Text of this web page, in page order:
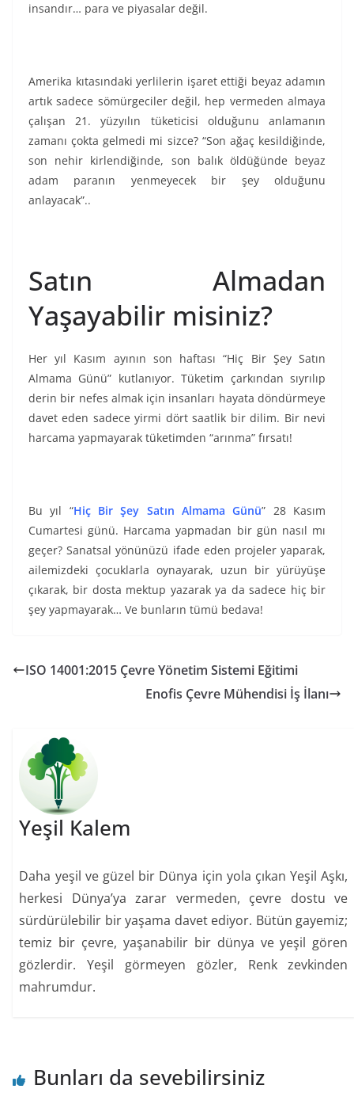
insandır… para ve piyasalar değil.
Amerika kıtasındaki yerlilerin işaret ettiği beyaz adamın
artık sadece sömürgeciler değil, hep vermeden almaya
çalışan 21. yüzyılın tüketicisi olduğunu anlamanın
zamanı çokta gelmedi mi sizce? “Son ağaç kesildiğinde,
son nehir kirlendiğinde, son balık öldüğünde beyaz
adam paranın yenmeyecek bir şey olduğunu
anlayacak”..
Satın Almadan
Yaşayabilir misiniz?
Her yıl Kasım ayının son haftası “Hiç Bir Şey Satın
Almama Günü” kutlanıyor. Tüketim çarkından sıyrılıp
derin bir nefes almak için insanları hayata döndürmeye
davet eden sadece yirmi dört saatlik bir dilim. Bir nevi
harcama yapmayarak tüketimden “arınma” fırsatı!
Bu yıl “Hiç Bir Şey Satın Almama Günü” 28 Kasım
Cumartesi günü. Harcama yapmadan bir gün nasıl mı
geçer? Sanatsal yönünüzü ifade eden projeler yaparak,
ailemizdeki çocuklarla oynayarak, uzun bir yürüyüşe
çıkarak, bir dosta mektup yazarak ya da sadece hiç bir
şey yapmayarak… Ve bunların tümü bedava!
ISO 14001:2015 Çevre Yönetim Sistemi Eğitimi
Enofis Çevre Mühendisi İş İlanı
Yeşil Kalem
Daha yeşil ve güzel bir Dünya için yola çıkan Yeşil Aşkı,
herkesi Dünya’ya zarar vermeden, çevre dostu ve
sürdürülebilir bir yaşama davet ediyor. Bütün gayemiz;
temiz bir çevre, yaşanabilir bir dünya ve yeşil gören
gözlerdir. Yeşil görmeyen gözler, Renk zevkinden
mahrumdur.
Bunları da sevebilirsiniz